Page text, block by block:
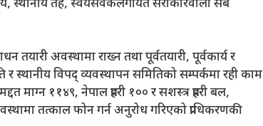
स्थानीय तह, स्वयंसेवकलगायत सरोकारवाला सबै
अवस्थामा राख्न तथा पूर्वतयारी, पूर्वकार्य र
र स्थानीय विपद् व्यवस्थापन समितिको सम्पर्कमा रही काम
माग्न ११४९, नेपाल प्रहरी १०० र सशस्त्र प्रहरी बल,
तत्काल फोन गर्न अनुरोध गरिएको प्राधिकरणकी